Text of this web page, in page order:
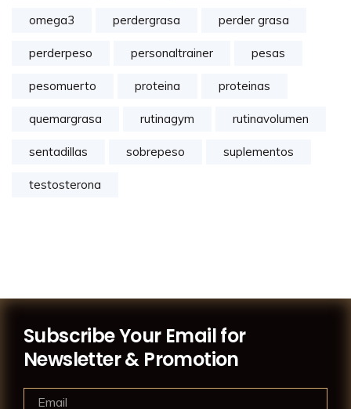
omega3 perdergrasa perder grasa
perderpeso personaltrainer pesas
pesomuerto proteina proteinas
quemargrasa rutinagym rutinavolumen
sentadillas sobrepeso suplementos
testosterona
Subscribe Your Email for
Newsletter & Promotion